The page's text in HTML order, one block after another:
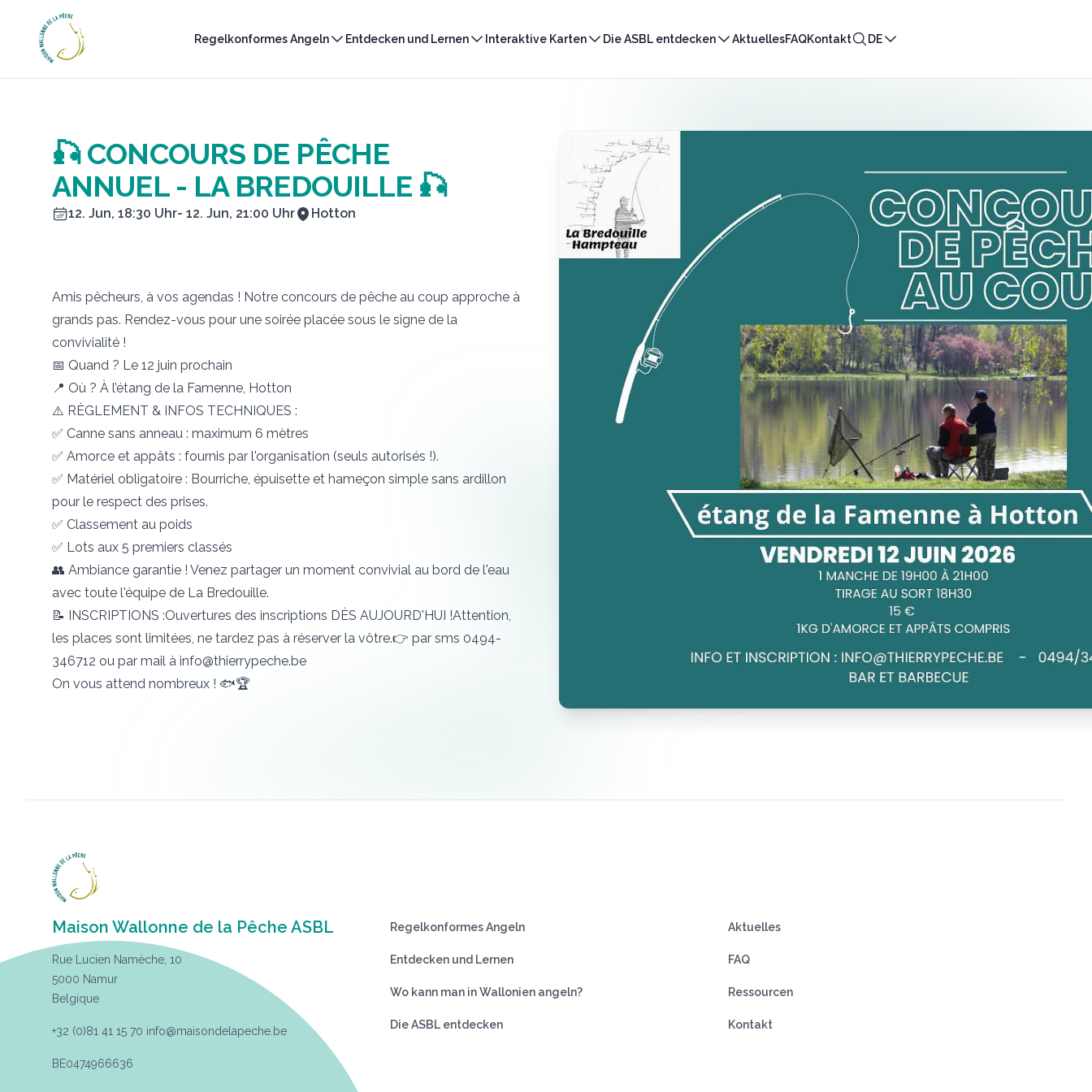
Maison Wallonne de la Pêche
Regelkonformes Angeln Entdecken und Lernen Interaktive Karten Die ASBL entdecken AktuellesFAQKontakt DE
🎣 CONCOURS DE PÊCHE
ANNUEL - LA BREDOUILLE 🎣
12. Jun, 18:30 Uhr- 12. Jun, 21:00 Uhr Hotton
Amis pêcheurs, à vos agendas ! Notre concours de pêche au coup approche à
grands pas. Rendez-vous pour une soirée placée sous le signe de la
convivialité !
📅 Quand ? Le 12 juin prochain
📍 Où ? À l’étang de la Famenne, Hotton
⚠️ RÈGLEMENT & INFOS TECHNIQUES :
✅ Canne sans anneau : maximum 6 mètres
✅ Amorce et appâts : fournis par l'organisation (seuls autorisés !).
✅ Matériel obligatoire : Bourriche, épuisette et hameçon simple sans ardillon
pour le respect des prises.
✅ Classement au poids
✅ Lots aux 5 premiers classés
👥 Ambiance garantie ! Venez partager un moment convivial au bord de l'eau
avec toute l'équipe de La Bredouille.
📝 INSCRIPTIONS :Ouvertures des inscriptions DÈS AUJOURD'HUI !Attention,
les places sont limitées, ne tardez pas à réserver la vôtre.👉 par sms 0494-
346712 ou par mail à info@thierrypeche.be
On vous attend nombreux ! 🐟🏆
Maison Wallonne de la Pêche ASBL
Rue Lucien Namèche, 10
5000 Namur
Belgique
+32 (0)81 41 15 70 info@maisondelapeche.be
BE0474966636
Regelkonformes Angeln
Entdecken und Lernen
Wo kann man in Wallonien angeln?
Die ASBL entdecken
Aktuelles
FAQ
Ressourcen
Kontakt